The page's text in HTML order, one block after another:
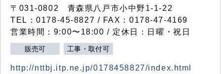
〒031-0802 青森県八戸市小中野1-1-22
TEL：0178-45-8827 / FAX：0178-47-4169
営業時間：9:00〜18:00 / 定休日：日曜・祝日
販売可 工事・取付可
http://nttbj.itp.ne.jp/0178458827/index.html